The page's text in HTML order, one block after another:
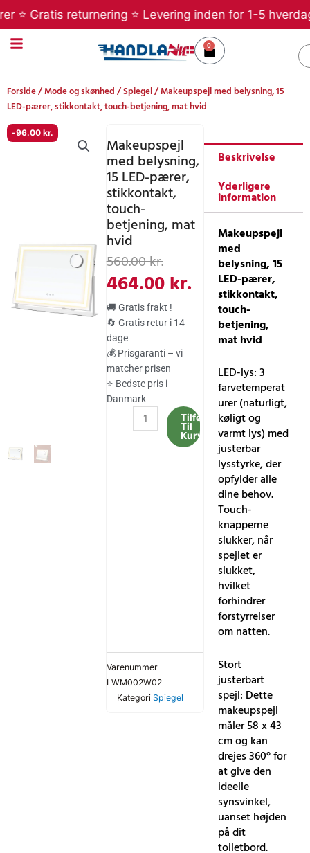
til
indholdet
returnering ⭐ Levering inden for 1-5 hverdage
0
Kurv
Forside/Mode og skønhed/Spiegel/ Makeupspejl med belysning, 15
LED-pærer, stikkontakt, touch-betjening, mat hvid
-96.00 kr.
Makeupspejl
med belysning,
15 LED-pærer,
stikkontakt,
touch-
betjening, mat
hvid
560.00kr.Den
oprindelige
pris
var:
560.00 kr..
464.00kr.
Den
aktuelle
pris
464.00 kr..
🚚 Gratis frakt !
🔄 Gratis retur i 14
dage
💰 Prisgaranti – vi
matcher prisen
⭐ Bedste pris i
Danmark
Makeupspejl
Tilføj
Til
Kurv
Varenummer
LWM002W02
Kategori Spiegel
Beskrivelse
Yderligere
information
Makeupspejl
med
belysning, 15
LED-pærer,
stikkontakt,
touch-
betjening,
mat hvid
LED-lys: 3
farvetemperat
urer (naturligt,
køligt og
varmt lys) med
justerbar
lysstyrke, der
opfylder alle
dine behov.
Touch-
knapperne
slukker, når
spejlet er
slukket,
hvilket
forhindrer
forstyrrelser
om natten.
Stort
justerbart
spejl: Dette
makeupspejl
måler 58 x 43
cm og kan
drejes 360° for
at give den
ideelle
synsvinkel,
uanset højden
på dit
toiletbord.